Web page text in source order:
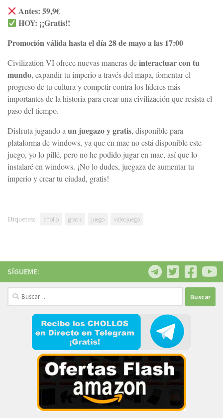
Antes: 59,9€
HOY: ¡¡Gratis!!
Promoción válida hasta el día 28 de mayo a las 17:00
Civilization VI ofrece nuevas maneras deinteractuar con tu
mundo, expandir tu imperio a través del mapa, fomentar el
progreso de tu cultura y competir contra los líderes más
importantes de la historia para crear una civilización que resista el
paso del tiempo.
Disfruta jugando aun juegazo y gratis, disponible para
plataforma de windows, ya que en mac no está disponible este
juego, yo lo pillé, pero no he podido jugar en mac, así que lo
instalaré en windows. ¡No lo dudes, juegaza de aumentar tu
imperio y crear tu ciudad, gratis!
Etiquetas: chollo gratis juego videojuego
SÍGUEME:
Buscar: